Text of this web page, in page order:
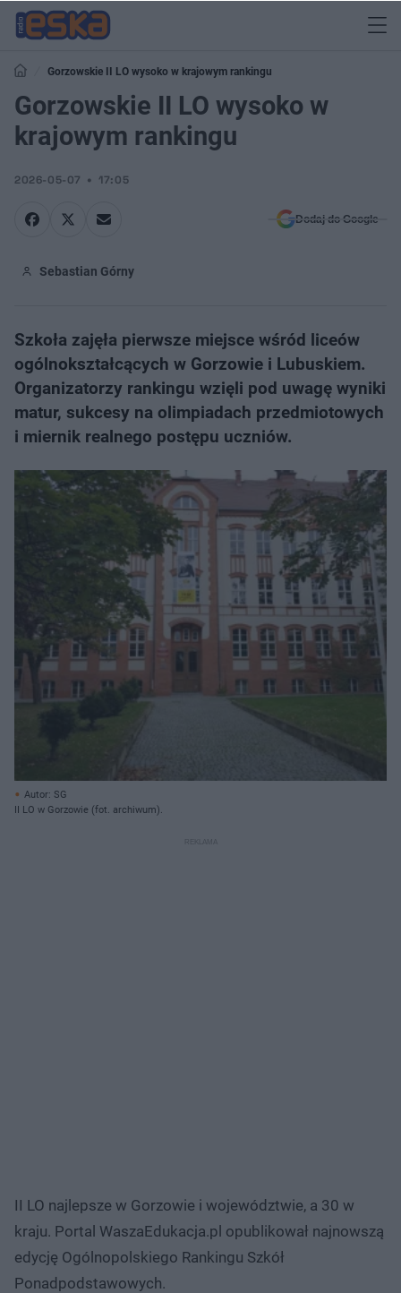
Gorzowskie II LO wysoko w krajowym rankingu
Gorzowskie II LO wysoko w
krajowym rankingu
2026-05-07 17:05
Dodaj do Google
Sebastian Górny
Szkoła zajęła pierwsze miejsce wśród liceów
ogólnokształcących w Gorzowie i Lubuskiem.
Organizatorzy rankingu wzięli pod uwagę wyniki
matur, sukcesy na olimpiadach przedmiotowych
i miernik realnego postępu uczniów.
Autor: SG
II LO w Gorzowie (fot. archiwum).
II LO najlepsze w Gorzowie i województwie, a 30 w
kraju.​ Portal WaszaEdukacja.pl opublikował najnowszą
edycję Ogólnopolskiego Rankingu Szkół
Ponadpodstawowych.